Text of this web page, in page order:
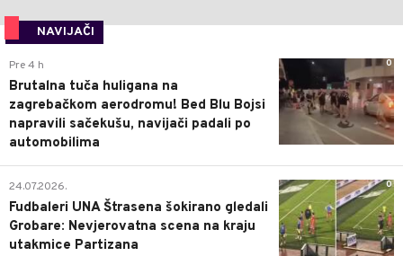
NAVIJAČI
0
Pre 4 h
Brutalna tuča huligana na
zagrebačkom aerodromu! Bed Blu Bojsi
napravili sačekušu, navijači padali po
automobilima
0
24.07.2026.
Fudbaleri UNA Štrasena šokirano gledali
Grobare: Nevjerovatna scena na kraju
utakmice Partizana